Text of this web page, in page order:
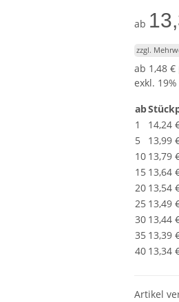
ab
zzgl.
ab 1,48
exkl.
ab
1
14,24
5
13,99
10 13,79
15 13,64
20 13,54
25 13,49
30 13,44
35 13,39
40 13,34
Artikel